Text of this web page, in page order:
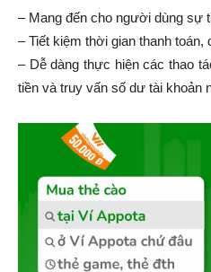
– Mang đến cho người dùng sự
– Tiết kiệm thời gian thanh toán,
– Dễ dàng thực hiện các thao
tiền và truy vấn số dư tài khoản